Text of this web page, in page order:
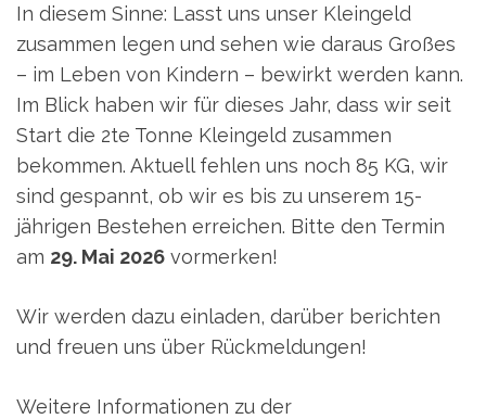
In diesem Sinne: Lasst uns unser Kleingeld
zusammen legen und sehen wie daraus Großes
– im Leben von Kindern – bewirkt werden kann.
Im Blick haben wir für dieses Jahr, dass wir seit
Start die 2te Tonne Kleingeld zusammen
bekommen. Aktuell fehlen uns noch 85 KG, wir
sind gespannt, ob wir es bis zu unserem 15-
jährigen Bestehen erreichen. Bitte den Termin
am 29. Mai 2026 vormerken!
Wir werden dazu einladen, darüber berichten
und freuen uns über Rückmeldungen!
Weitere Informationen zu der